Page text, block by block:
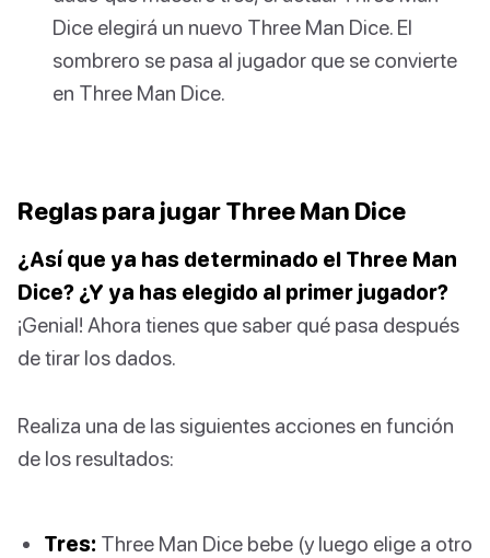
Dice elegirá un nuevo Three Man Dice. El
sombrero se pasa al jugador que se convierte
en Three Man Dice.
Reglas para jugar Three Man Dice
¿Así que ya has determinado el Three Man
Dice? ¿Y ya has elegido al primer jugador?
¡Genial! Ahora tienes que saber qué pasa después
de tirar los dados.
Realiza una de las siguientes acciones en función
de los resultados:
Tres: Three Man Dice bebe (y luego elige a otro